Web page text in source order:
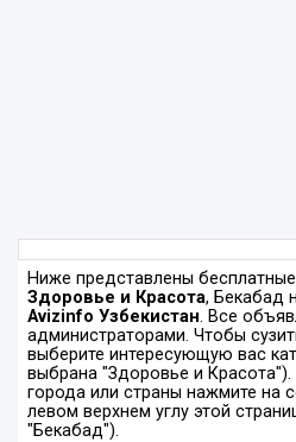
Ниже представлены
Здоровье и Красота, Бекабад
Avizinfo Узбекистан. Все
администраторами. Чтобы
выберите интересующую вас
выбрана "Здоровье и
города или страны нажмите на
левом верхнем углу этой
"Бекабад").